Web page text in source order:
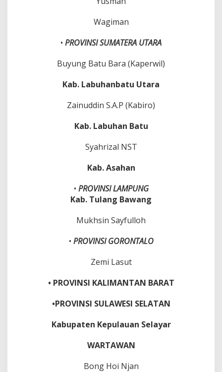
Wagiman
• PROVINSISUMATERA UTARA
Buyung Batu Bara (Kaperwil)
Kab. Labuhanbatu Utara
Zainuddin S.A.P (Kabiro)
Kab. Labuhan Batu
Syahrizal NST
Kab. Asahan
• PROVINSI LAMPUNG
Kab. Tulang Bawang
Mukhsin Sayfulloh
• PROVINSI GORONTALO
Zemi Lasut
• PROVINSI KALIMANTAN BARAT
•PROVINSI SULAWESI SELATAN
Kabupaten Kepulauan Selayar
WARTAWAN
Bong Hoi Njan